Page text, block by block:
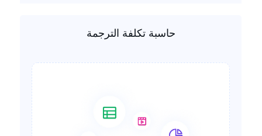
حاسبة تكلفة الترجمة